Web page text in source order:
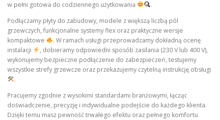
w pełni gotowa do codziennego użytkowania
.
Podłączamy płyty do zabudowy, modele z większą liczbą pól
grzewczych, funkcjonalne systemy flex oraz praktyczne wersje
kompaktowe
. W ramach usługi przeprowadzamy dokładną ocenę
instalacji
, dobieramy odpowiedni sposób zasilania (230 V lub 400 V),
wykonujemy bezpieczne podłączenie do zabezpieczeń, testujemy
wszystkie strefy grzewcze oraz przekazujemy czytelną instrukcję obsługi
.
Pracujemy zgodnie z wysokimi standardami branżowymi, łącząc
doświadczenie, precyzję i indywidualne podejście do każdego klienta.
Dzięki temu masz pewność trwałego efektu oraz pełnego komfortu